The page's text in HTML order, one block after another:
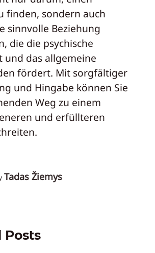
finden, sondern auch
sinnvolle Beziehung
die die psychische
und das allgemeine
fördert. Mit sorgfältiger
und Hingabe können Sie
Weg zu einem
und erfüllteren
Tadas Žiemys
Posts